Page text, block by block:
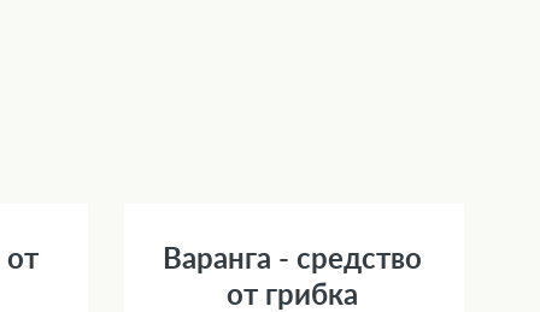
Варанга - средство
от грибка